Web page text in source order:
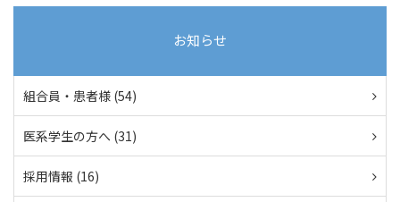
お知らせ
組合員・患者様 (54)
医系学生の方へ (31)
採用情報 (16)